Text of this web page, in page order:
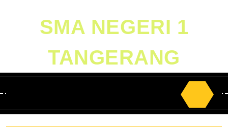
SMA NEGERI 1
TANGERANG
for: